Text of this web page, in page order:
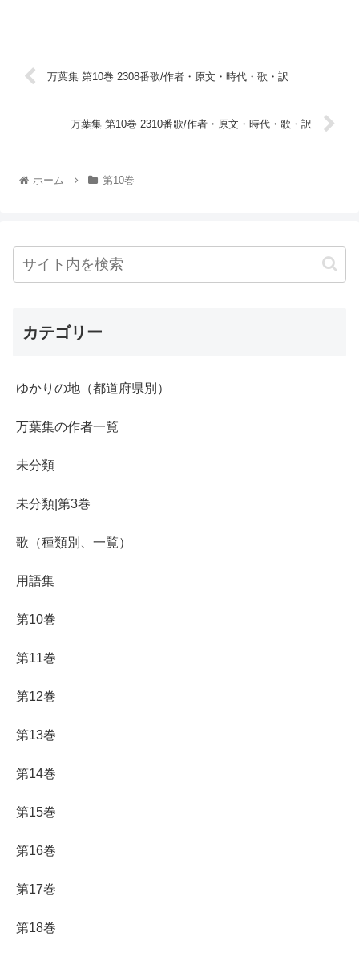
万葉集 第10巻 2308番歌/作者・原文・時代・歌・訳
万葉集 第10巻 2310番歌/作者・原文・時代・歌・訳
ホーム 第10巻
カテゴリー
ゆかりの地（都道府県別）
万葉集の作者一覧
未分類
未分類|第3巻
歌（種類別、一覧）
用語集
第10巻
第11巻
第12巻
第13巻
第14巻
第15巻
第16巻
第17巻
第18巻